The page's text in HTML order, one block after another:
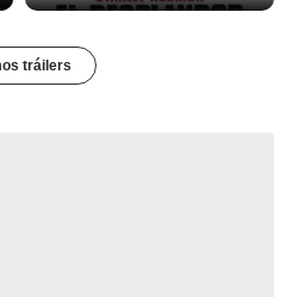
tráilers